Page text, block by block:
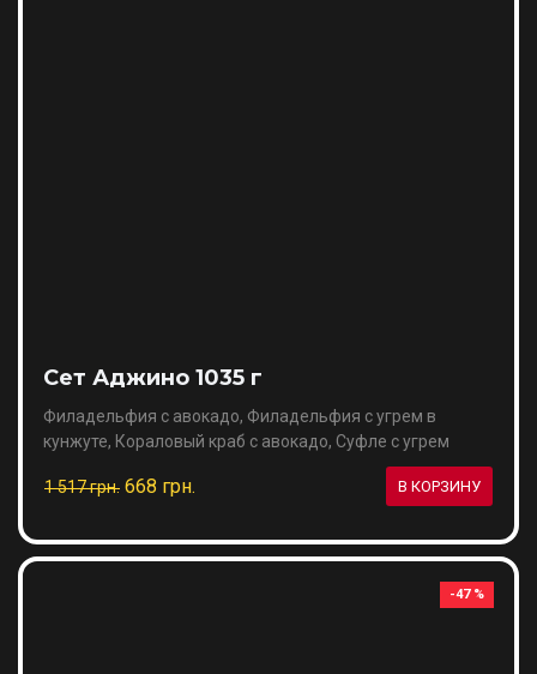
Сет Аджино 1035 г
Филадельфия с авокадо, Филадельфия с угрем в
кунжуте, Кораловый краб с авокадо, Суфле с угрем
1 517 грн. 668 грн. В КОРЗИНУ
-47 %